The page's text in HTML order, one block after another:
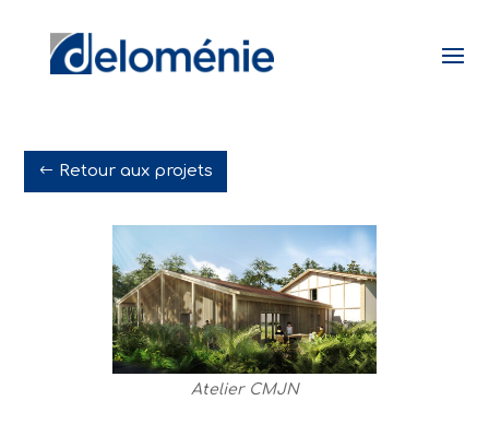
Retour aux projets
Atelier CMJN